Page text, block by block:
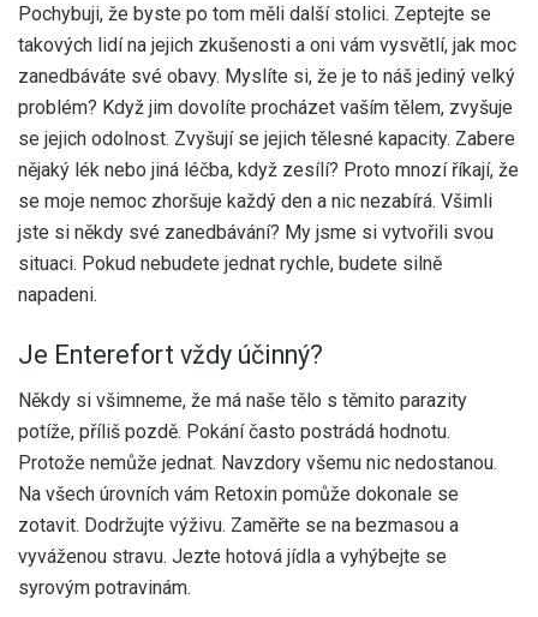
Pochybuji, že byste po tom měli další stolici. Zeptejte se
takových lidí na jejich zkušenosti a oni vám vysvětlí, jak moc
zanedbáváte své obavy. Myslíte si, že je to náš jediný velký
problém? Když jim dovolíte procházet vaším tělem, zvyšuje
se jejich odolnost. Zvyšují se jejich tělesné kapacity. Zabere
nějaký lék nebo jiná léčba, když zesílí? Proto mnozí říkají, že
se moje nemoc zhoršuje každý den a nic nezabírá. Všimli
jste si někdy své zanedbávání? My jsme si vytvořili svou
situaci. Pokud nebudete jednat rychle, budete silně
napadeni.
Je Enterefort vždy účinný?
Někdy si všimneme, že má naše tělo s těmito parazity
potíže, příliš pozdě. Pokání často postrádá hodnotu.
Protože nemůže jednat. Navzdory všemu nic nedostanou.
Na všech úrovních vám Retoxin pomůže dokonale se
zotavit. Dodržujte výživu. Zaměřte se na bezmasou a
vyváženou stravu. Jezte hotová jídla a vyhýbejte se
syrovým potravinám.